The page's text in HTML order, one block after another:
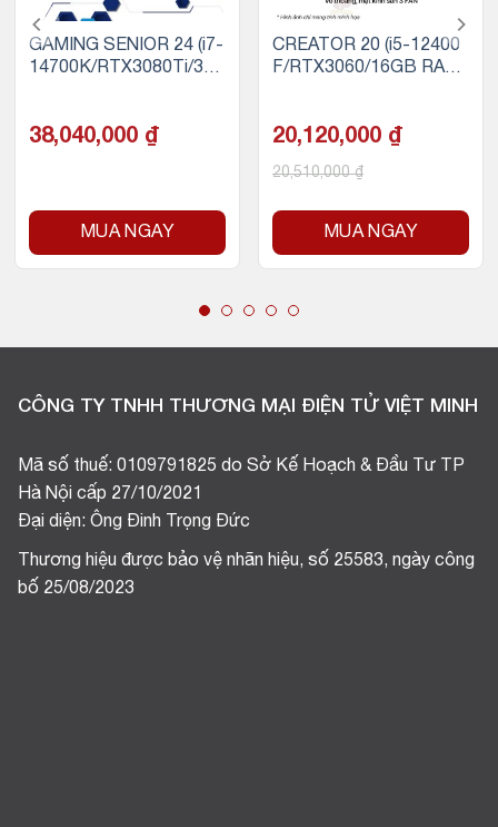
GAMING SENIOR 24 (i7-
14700K/RTX3080Ti/32
38,040,000 ₫
MUA NGAY
CREATOR 20 (i5-12400
F/RTX3060/16GB RAM/
20,120,000 ₫
20,510,000₫
MUA NGAY
CÔNG TY TNHH THƯƠNG MẠI ĐIỆN TỬ VIỆT MINH
Mã số thuế: 0109791825 do Sở Kế Hoạch & Đầu Tư TP
Hà Nội cấp 27/10/2021
Đại diện: Ông Đinh Trọng Đức
Thương hiệu được bảo vệ nhãn hiệu, số 25583, ngày công
bố 25/08/2023